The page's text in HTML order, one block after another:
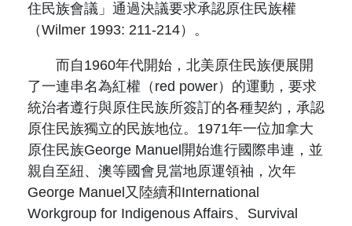
住民族會議」通過決議要求承認原住民族權
（Wilmer 1993: 211-214）。
而自1960年代開始，北美原住民族便展開
了一連串名為紅權（red power）的運動，要求
統治者遵行與原住民族所簽訂的各種契約，承認
原住民族獨立的民族地位。1971年一位加拿大
原住民族George Manuel開始進行國際串連，並
親自至紐、澳等國會見當地原運領袖，次年
George Manuel又陸續和International
Workgroup for Indigenous Affairs、Survival